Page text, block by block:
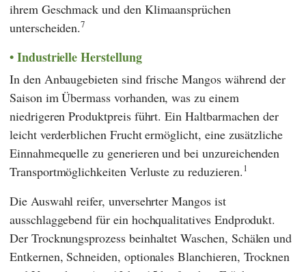
ihrem Geschmack und den Klimaansprüchen
unterscheiden.7
Industrielle Herstellung
In den Anbaugebieten sind frische Mangos während der
Saison im Übermass vorhanden, was zu einem
niedrigeren Produktpreis führt. Ein Haltbarmachen der
leicht verderblichen Frucht ermöglicht, eine zusätzliche
Einnahmequelle zu generieren und bei unzureichenden
Transportmöglichkeiten Verluste zu reduzieren.1
Die Auswahl reifer, unversehrter Mangos ist
ausschlaggebend für ein hochqualitatives Endprodukt.
Der Trocknungsprozess beinhaltet Waschen, Schälen und
Entkernen, Schneiden, optionales Blanchieren, Trocknen